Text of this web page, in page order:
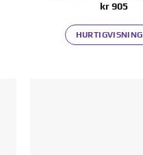
kr905
HURTIGVISNING